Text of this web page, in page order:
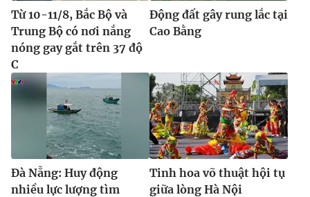
Từ 10-11/8, Bắc Bộ và
Trung Bộ có nơi nắng
nóng gay gắt trên 37 độ
C
Động đất gây rung lắc tại
Cao Bằng
Đà Nẵng: Huy động
nhiều lực lượng tìm
Tinh hoa võ thuật hội tụ
giữa lòng Hà Nội